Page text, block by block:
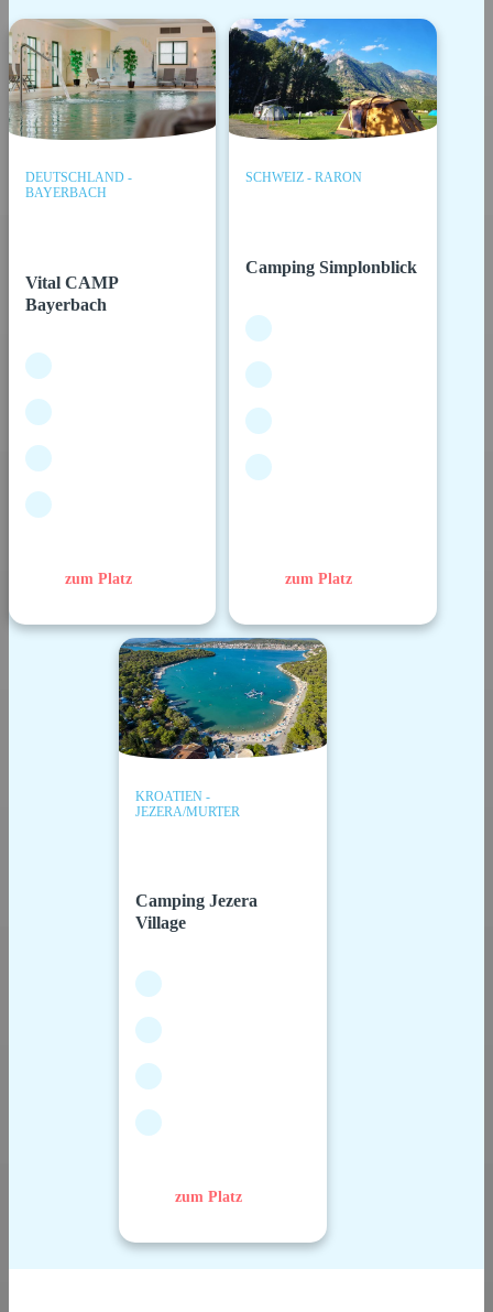
DEUTSCHLAND -
BAYERBACH
Vital CAMP
Bayerbach
zum Platz
SCHWEIZ - RARON
Camping Simplonblick
zum Platz
KROATIEN -
JEZERA/MURTER
Camping Jezera
Village
zum Platz